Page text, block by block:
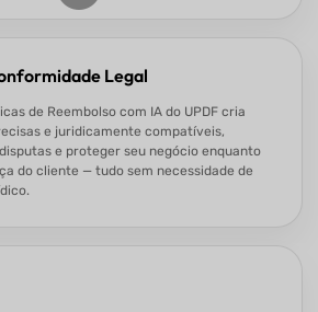
Legal
de Reembolso com IA do UPDF cria
e juridicamente compatíveis,
e proteger seu negócio enquanto
do cliente — tudo sem necessidade de